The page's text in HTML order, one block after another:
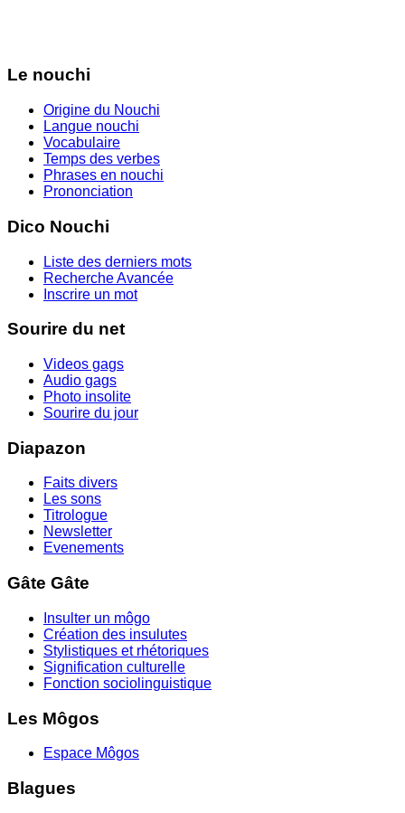
Le nouchi
Origine du Nouchi
Langue nouchi
Vocabulaire
Temps des verbes
Phrases en nouchi
Prononciation
Dico Nouchi
Liste des derniers mots
Recherche Avancée
Inscrire un mot
Sourire du net
Videos gags
Audio gags
Photo insolite
Sourire du jour
Diapazon
Faits divers
Les sons
Titrologue
Newsletter
Evenements
Gâte Gâte
Insulter un môgo
Création des insulutes
Stylistiques et rhétoriques
Signification culturelle
Fonction sociolinguistique
Les Môgos
Espace Môgos
Blagues